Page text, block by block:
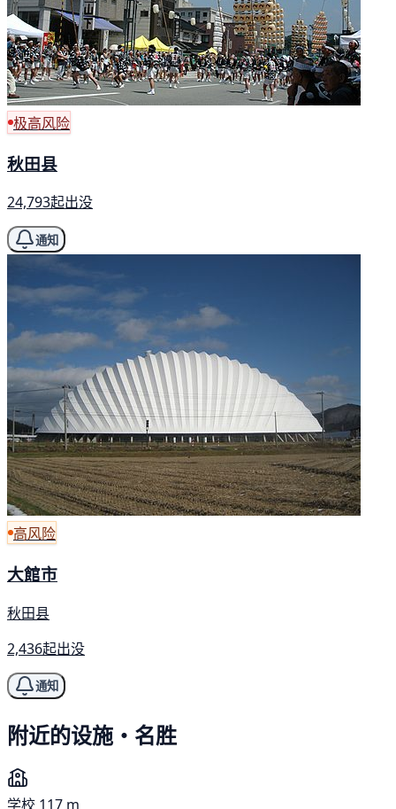
极高风险
秋田县
24,793起出没
通知
高风险
大館市
秋田县
2,436起出没
通知
附近的设施・名胜
学校 117 m